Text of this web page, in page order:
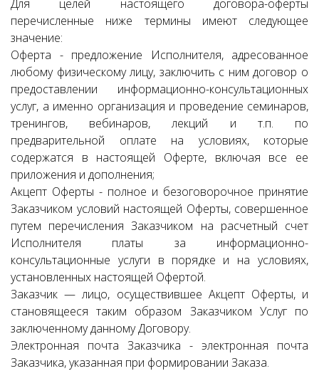
Для целей настоящего договора-оферты
перечисленные ниже термины имеют следующее
значение:
Оферта - предложение Исполнителя, адресованное
любому физическому лицу, заключить с ним договор о
предоставлении информационно-консультационных
услуг, а именно организация и проведение семинаров,
тренингов, вебинаров, лекций и т.п. по
предварительной оплате на условиях, которые
содержатся в настоящей Оферте, включая все ее
приложения и дополнения;
Акцепт Оферты - полное и безоговорочное принятие
Заказчиком условий настоящей Оферты, совершенное
путем перечисления Заказчиком на расчетный счет
Исполнителя платы за информационно-
консультационные услуги в порядке и на условиях,
установленных настоящей Офертой.
Заказчик — лицо, осуществившее Акцепт Оферты, и
становящееся таким образом Заказчиком Услуг по
заключенному данному Договору.
Электронная почта Заказчика - электронная почта
Заказчика, указанная при формировании Заказа.